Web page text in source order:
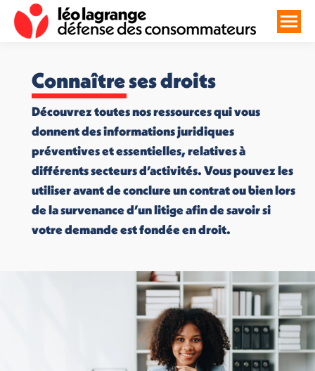
Connaître ses droits
Découvrez toutes nos ressources qui vous
donnent des informations juridiques
préventives et essentielles, relatives à
différents secteurs d’activités. Vous pouvez les
utiliser avant de conclure un contrat ou bien lors
de la survenance d’un litige afin de savoir si
votre demande est fondée en droit.